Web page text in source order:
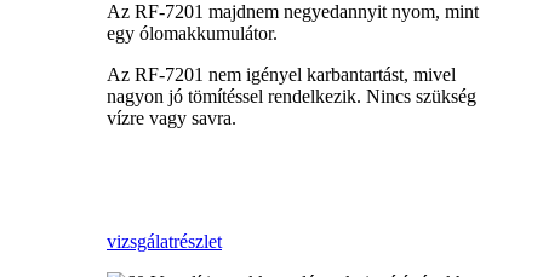
Az RF-7201 majdnem negyedannyit nyom, mint
egy ólomakkumulátor.
Az RF-7201 nem igényel karbantartást, mivel
nagyon jó tömítéssel rendelkezik. Nincs szükség
vízre vagy savra.
vizsgálatrészlet